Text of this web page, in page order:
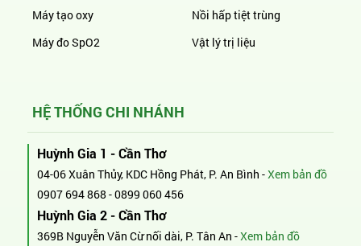
Máy tạo oxy
Máy đo SpO2
Nồi hấp tiệt trùng
Vật lý trị liệu
HỆ THỐNG CHI NHÁNH
Huỳnh Gia 1 - Cần Thơ
04-06 Xuân Thủy, KDC Hồng Phát, P. An Bình -Xem bản đồ
0907 694 868 -0899 060 456
Huỳnh Gia 2 - Cần Thơ
369B Nguyễn Văn Cừ nối dài, P. Tân An -Xem bản đồ